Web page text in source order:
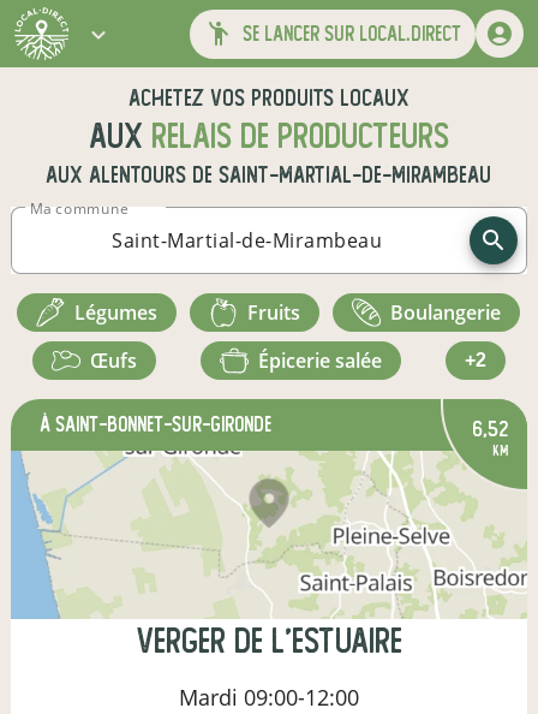
se lancer sur local.direct
Achetez vos produits locaux
aux relais de producteurs
aux alentours deSaint-Martial-de-Mirambeau
Ma commune
légumes fruits
boulangerie
œufs
épicerie salée +2
à Saint-Bonnet-sur-Gironde 6,52
km
Verger de l'estuaire
Mardi 09:00-12:00